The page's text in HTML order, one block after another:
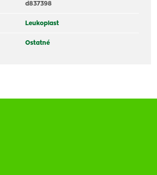
d837398
Leukoplast
Ostatné